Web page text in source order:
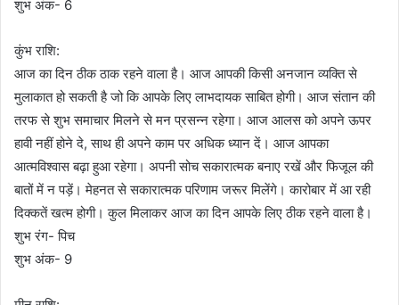
शुभ अंक- 6
कुंभ राशि:
आज का दिन ठीक ठाक रहने वाला है। आज आपकी किसी अनजान व्यक्ति से
मुलाकात हो सकती है जो कि आपके लिए लाभदायक साबित होगी। आज संतान की
तरफ से शुभ समाचार मिलने से मन प्रसन्न रहेगा। आज आलस को अपने ऊपर
हावी नहीं होने दे, साथ ही अपने काम पर अधिक ध्यान दें। आज आपका
आत्मविश्वास बढ़ा हुआ रहेगा। अपनी सोच सकारात्मक बनाए रखें और फिजूल की
बातों में न पड़ें। मेहनत से सकारात्मक परिणाम जरूर मिलेंगे। कारोबार में आ रही
दिक्कतें खत्म होगी। कुल मिलाकर आज का दिन आपके लिए ठीक रहने वाला है।
शुभ रंग- पिच
शुभ अंक- 9